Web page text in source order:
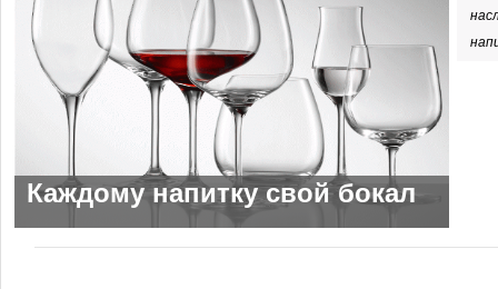
Каждому напитку свой бокал